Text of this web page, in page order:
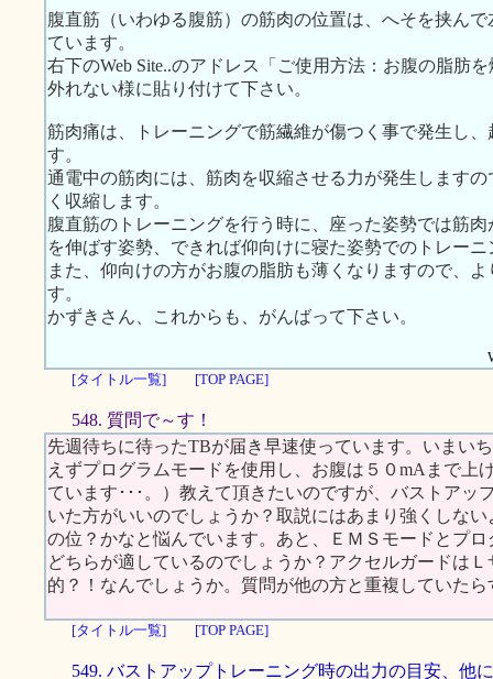
腹直筋（いわゆる腹筋）の筋肉の位置は、へそを挟ん
ています。
右下のWeb Site..のアドレス「ご使用方法：お腹の脂肪
外れない様に貼り付けて下さい。
筋肉痛は、トレーニングで筋繊維が傷つく事で発生し
す。
通電中の筋肉には、筋肉を収縮させる力が発生します
く収縮します。
腹直筋のトレーニングを行う時に、座った姿勢では筋
を伸ばす姿勢、できれば仰向けに寝た姿勢でのトレー
また、仰向けの方がお腹の脂肪も薄くなりますので、
す。
かずきさん、これからも、がんばって下さい。
[タイトル一覧]
[TOP PAGE]
548. 質問で～す！
先週待ちに待ったTBが届き早速使っています。いまい
えずプログラムモードを使用し、お腹は５０mAまで上
ています･･･。）教えて頂きたいのですが、バストアッ
いた方がいいのでしょうか？取説にはあまり強くしな
の位？かなと悩んでいます。あと、ＥＭＳモードとプ
どちらが適しているのでしょうか？アクセルガードは
的？！なんでしょうか。質問が他の方と重複していた
[タイトル一覧] [TOP PAGE]
549. バストアップトレーニング時の出力の目安、他